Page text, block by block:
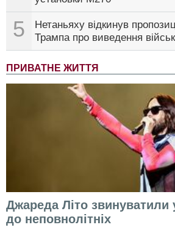
5
Нетаньяху відкинув
Трампа про виведення військ
ПРИВАТНЕ ЖИТТЯ
Джареда Літо звинуватили
до неповнолітніх